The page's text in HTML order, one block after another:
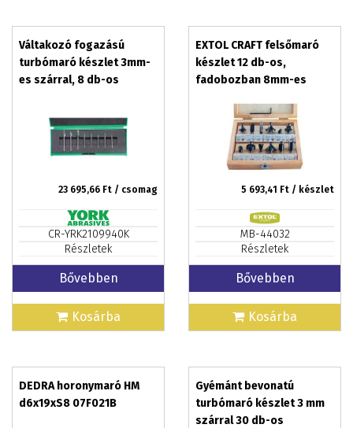
Váltakozó fogazású
turbómaró készlet 3mm-
es szárral, 8 db-os
23 695,66 Ft / csomag
CR-YRK2109940K
Részletek
Bővebben
Kosárba
EXTOL CRAFT felsőmaró
készlet 12 db-os,
fadobozban 8mm-es
5 693,41 Ft / készlet
MB-44032
Részletek
Bővebben
Kosárba
DEDRA horonymaró HM
d6x19xS8 07F021B
Gyémánt bevonatú
turbómaró készlet 3 mm
szárral 30 db-os